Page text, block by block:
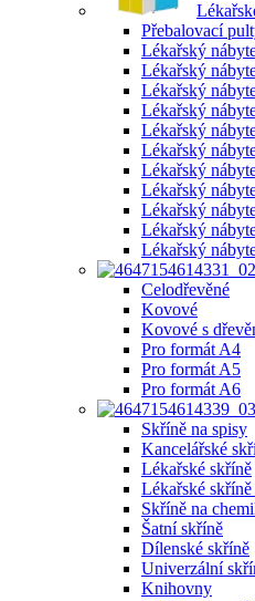
Přebalovací
Lékařský
Lékařský
Lékařský
Lékařský
Lékařský
Lékařský
Lékařský
Lékařský
Lékařský
Lékařský
Lékařský
Celodřevěné
Kovové
Kovové s
Pro formát A4
Pro formát A5
Pro formát A6
Skříně na spisy
Kancelářské
Lékařské skříně
Lékařské
Skříně na
Šatní skříně
Dílenské skříně
Univerzální
Knihovny